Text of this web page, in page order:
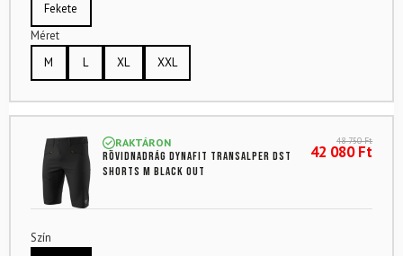
Fekete
Méret
M
L XL XXL
RAKTÁRON
Rövidnadrág DYNAFIT Transalper Dst
Shorts M Black Out
48 750Ft
42 080Ft
Szín